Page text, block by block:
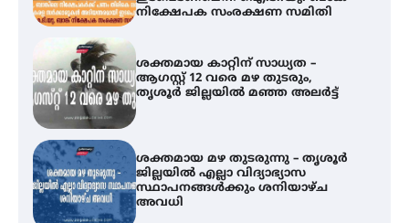
ശക്തമായ മഴ തുടരുന്നു – തൃശൂർ
ജില്ലയിൽ എല്ലാ വിദ്യാഭ്യാസ
സ്ഥാപനങ്ങൾക്കും ശനിയാഴ്ച
അവധി
എം.ജി. യൂണിവേഴ്‌സിറ്റിയിൽ നിന്ന്
ഇംഗ്ളീഷ് സാഹിത്യത്തിൽ
ഡോക്ടറേറ്റ് നേടിയ എൻ. ആര്യ